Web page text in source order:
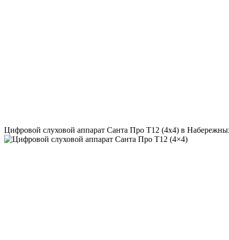
Цифровой слуховой аппарат Санта Про Т12 (4x4) в